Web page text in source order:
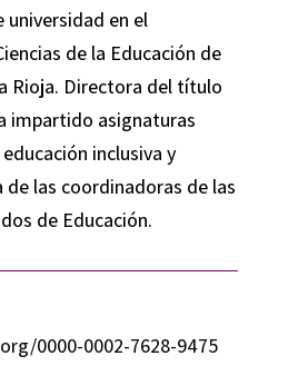
en el
de la Educación de
Rioja. Directora del título
impartido asignaturas
inclusiva y
las coordinadoras de las
de Educación.
0000-0002-7628-9475